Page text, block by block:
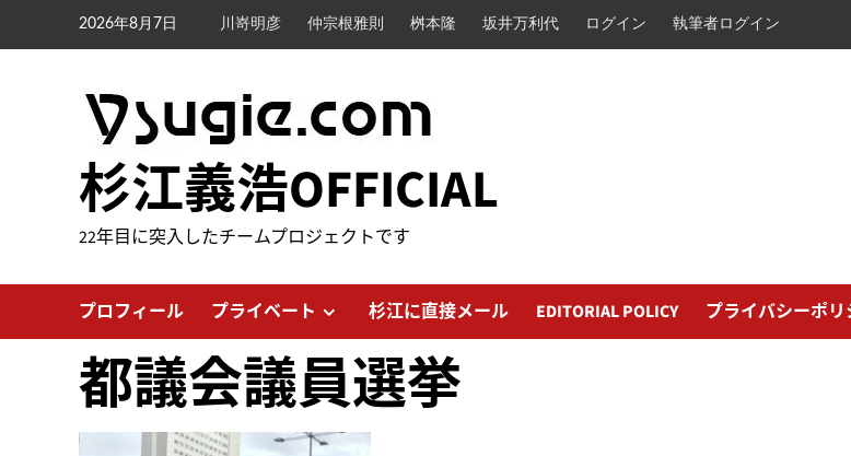
2026年8月7日 川嵜明彦 仲宗根雅則 桝本隆 坂井万利代 ログイン 執筆者ログイン
杉江義浩OFFICIAL
22年目に突入したチームプロジェクトです
プロフィール プライベート 杉江に直接メール EDITORIAL POLICY プライバシーポリ
都議会議員選挙